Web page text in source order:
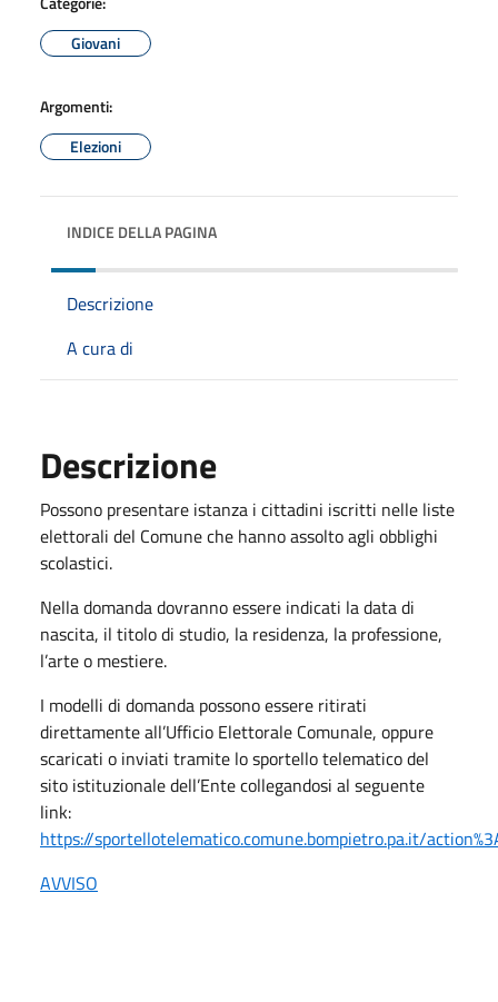
Giovani
Argomenti:
Elezioni
INDICE DELLA PAGINA
Descrizione
A cura di
Descrizione
Possono presentare istanza i cittadini iscritti nelle liste
elettorali del Comune che hanno assolto agli obblighi
scolastici.
Nella domanda dovranno essere indicati la data di
nascita, il titolo di studio, la residenza, la professione,
l’arte o mestiere.
I modelli di domanda possono essere ritirati
direttamente all’Ufficio Elettorale Comunale, oppure
scaricati o inviati tramite lo sportello telematico del
sito istituzionale dell’Ente collegandosi al seguente
link:
https://sportellotelematico.comune.bompietro.pa.it/
AVVISO